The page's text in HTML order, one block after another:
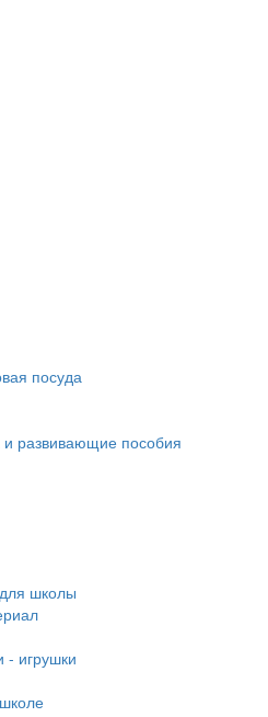
посуда
и развивающие пособия
школы
- игрушки